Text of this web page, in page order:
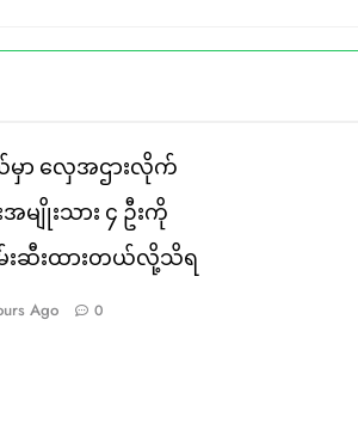
ာ လှေအဌားလိုက်
မျိုးသား ၄ ဦးကို
မ်းဆီးထားတယ်လို့သိရ
Ago 0